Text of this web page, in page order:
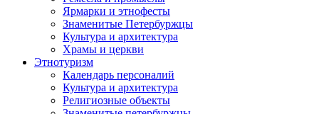
Ярмарки и этнофесты
Знаменитые Петербуржцы
Культура и архитектура
Храмы и церкви
Этнотуризм
Календарь персоналий
Культура и архитектура
Религиозные объекты